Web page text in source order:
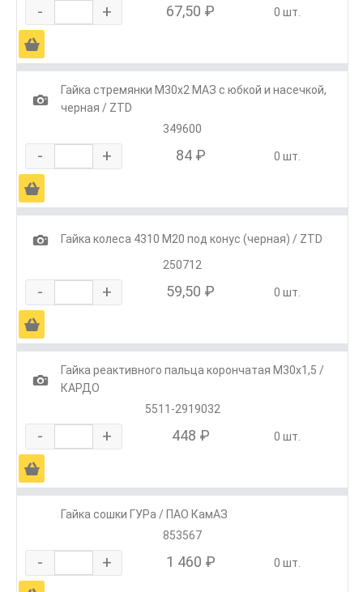
- + 67,50 ₽ 0 шт.
Ä
1
Гайка стремянки М30х2 МАЗ с юбкой и насечкой,
черная / ZTD
349600
- + 84 ₽ 0 шт.
Ä
1
Гайка колеса 4310 М20 под конус (черная) / ZTD
250712
- + 59,50 ₽ 0 шт.
Ä
1
Гайка реактивного пальца корончатая М30х1,5 /
КАРДО
5511-2919032
- + 448 ₽ 0 шт.
Ä
Гайка сошки ГУРа / ПАО КамАЗ
853567
- + 1 460 ₽ 0 шт.